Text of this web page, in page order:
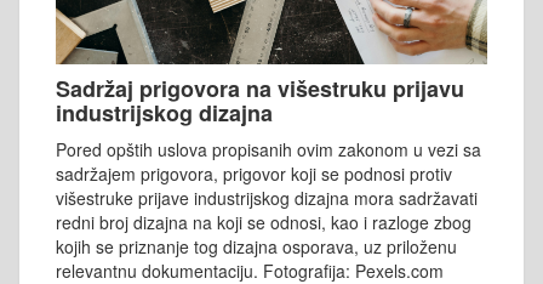
Sadržaj prigovora na višestruku prijavu
industrijskog dizajna
Pored opštih uslova propisanih ovim zakonom u vezi sa
sadržajem prigovora, prigovor koji se podnosi protiv
višestruke prijave industrijskog dizajna mora sadržavati
redni broj dizajna na koji se odnosi, kao i razloge zbog
kojih se priznanje tog dizajna osporava, uz priloženu
relevantnu dokumentaciju. Fotografija: Pexels.com